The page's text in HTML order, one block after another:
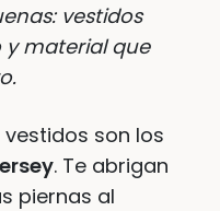
vestidos
y material que
son los
. Te abrigan
piernas al